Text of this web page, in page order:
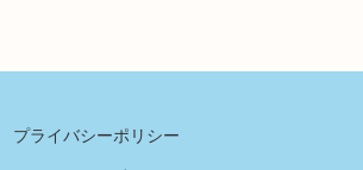
プライバシーポリシー